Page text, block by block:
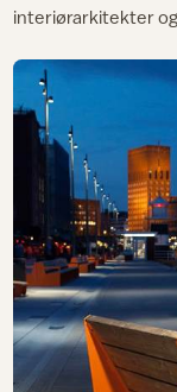
interiørarkitekter